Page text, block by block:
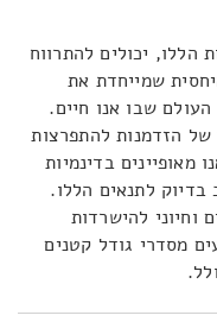
הללו, יכולים להתרווח
שמייחדת את
שבו אנו חיים.
של הזדמנות להתפרצות
בדינמיות
בדיוק לתנאים הללו.
וחיוני להישרדות
מסדרי גודל קטנים